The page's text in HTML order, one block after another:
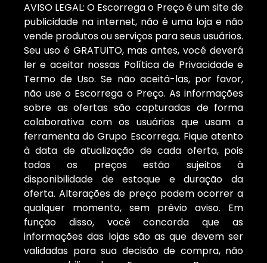
AVISO LEGAL: O Escorrega o Preço é um site de
publicidade na internet, não é uma loja e não
vende produtos ou serviços para seus usuários.
Seu uso é GRATUITO, mas antes, você deverá
ler e aceitar nossas Política de Privacidade e
Termo de Uso. Se não aceitá-las, por favor,
não use o Escorrega o Preço. As informações
sobre as ofertas são capturadas de forma
colaborativa com os usuários que usam a
ferramenta do Grupo Escorrega. Fique atento
à data de atualização de cada oferta, pois
todos os preços estão sujeitos à
disponibilidade de estoque e duração da
oferta. Alterações de preço podem ocorrer a
qualquer momento, sem prévio aviso. Em
função disso, você concorda que as
informações das lojas são as que devem ser
validadas para sua decisão de compra, não